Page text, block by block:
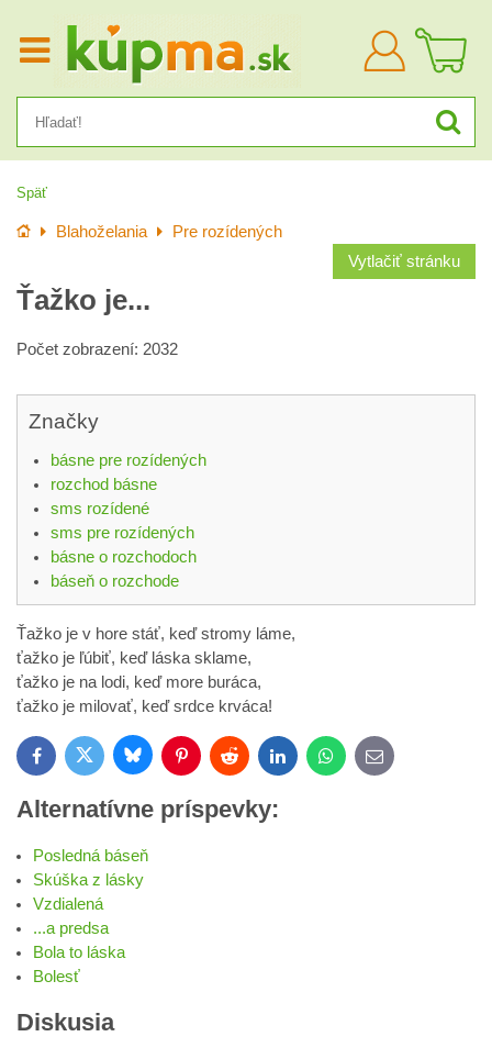
Prihlásiť
sa
Späť
Úvod Blahoželania
Pre rozídených
Vytlačiť stránku
Ťažko je...
Počet zobrazení: 2032
Značky
básne pre rozídených
rozchod básne
sms rozídené
sms pre rozídených
básne o rozchodoch
báseň o rozchode
Ťažko je v hore stáť, keď stromy láme,
ťažko je ľúbiť, keď láska sklame,
ťažko je na lodi, keď more buráca,
ťažko je milovať, keď srdce krváca!
FacebookTwitter BlueskyPinterestReddit LinkedInWhatsApp
E-
mail
Alternatívne príspevky:
Posledná báseň
Skúška z lásky
Vzdialená
...a predsa
Bola to láska
Bolesť
Diskusia